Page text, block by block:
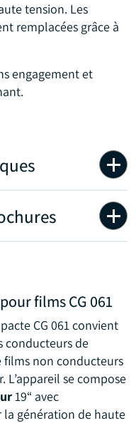
tension. Les
remplacées grâce à
engagement et
films CG 061
CG 061 convient
conducteurs de
films non conducteurs
L’appareil se compose
19“ avec
la génération de haute